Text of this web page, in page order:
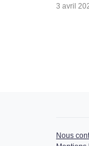
3 avril
Nous